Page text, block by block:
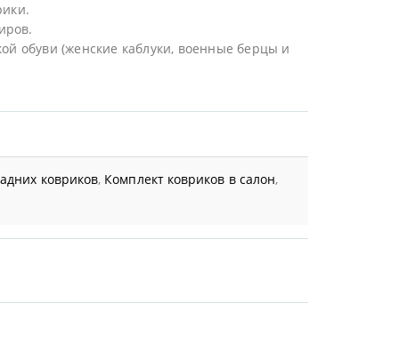
обуви (женские каблуки, военные берцы и
ковриков, Комплект ковриков в салон,